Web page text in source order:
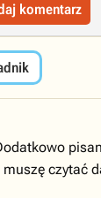
komentarz
czytać